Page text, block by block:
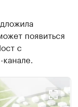
появиться
с